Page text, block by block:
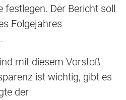
festlegen. Der Bericht soll
Folgejahres
mit diesem Vorstoß
ist wichtig, gibt es
der